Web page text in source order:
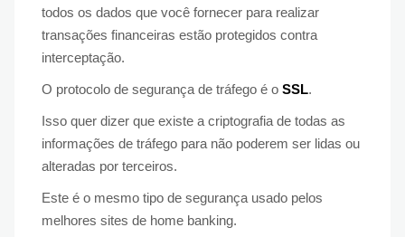
todos os dados que você fornecer para realizar
transações financeiras estão protegidos contra
interceptação.
O protocolo de segurança de tráfego é o SSL.
Isso quer dizer que existe a criptografia de todas as
informações de tráfego para não poderem ser lidas ou
alteradas por terceiros.
Este é o mesmo tipo de segurança usado pelos
melhores sites de home banking.